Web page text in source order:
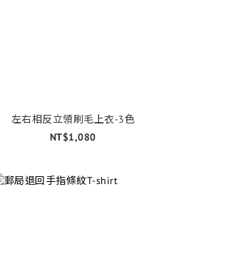
左右相反立領刷毛上衣-3色
NT$1,080